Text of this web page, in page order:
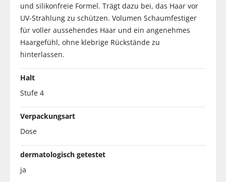
und silikonfreie Formel. Trägt dazu bei, das Haar vor
UV-Strahlung zu schützen. Volumen Schaumfestiger
für voller aussehendes Haar und ein angenehmes
Haargefühl, ohne klebrige Rückstände zu
hinterlassen.
Halt
Stufe 4
Verpackungsart
Dose
dermatologisch getestet
ja